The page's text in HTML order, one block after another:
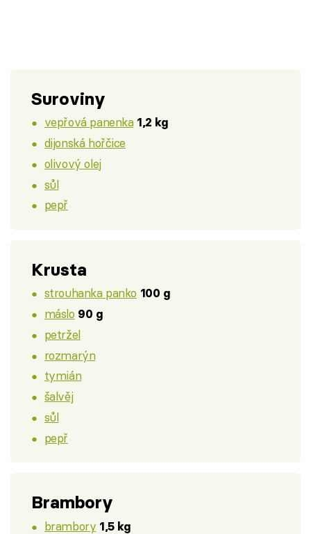
Suroviny
vepřová panenka 1,2 kg
dijonská hořčice
olivový olej
sůl
pepř
Krusta
strouhanka panko 100 g
máslo 90 g
petržel
rozmarýn
tymián
šalvěj
sůl
pepř
Brambory
brambory 1,5 kg